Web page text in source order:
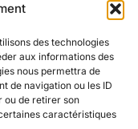
des technologies
aux informations des
nous permettra de
de navigation ou les ID
ou de retirer son
caractéristiques